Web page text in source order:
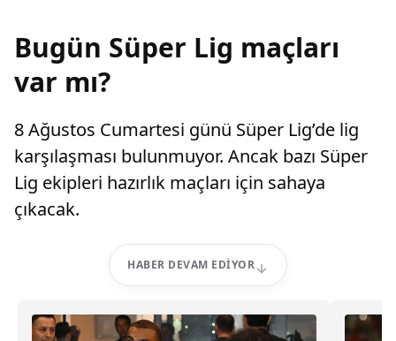
Bugün Süper Lig maçları
var mı?
8 Ağustos Cumartesi günü Süper Lig’de lig
karşılaşması bulunmuyor. Ancak bazı Süper
Lig ekipleri hazırlık maçları için sahaya
çıkacak.
HABER DEVAM EDIYOR